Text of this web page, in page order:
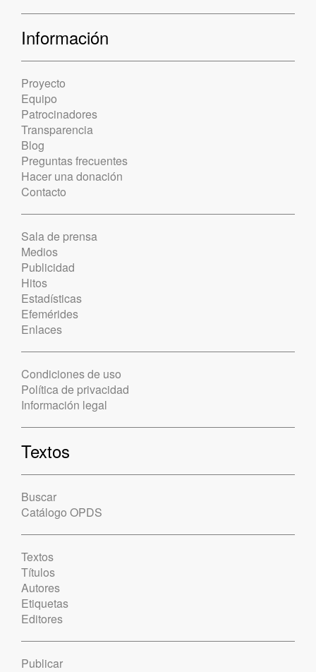
Información
Proyecto
Equipo
Patrocinadores
Transparencia
Blog
Preguntas frecuentes
Hacer una donación
Contacto
Sala de prensa
Medios
Publicidad
Hitos
Estadísticas
Efemérides
Enlaces
Condiciones de uso
Política de privacidad
Información legal
Textos
Buscar
Catálogo OPDS
Textos
Títulos
Autores
Etiquetas
Editores
Publicar